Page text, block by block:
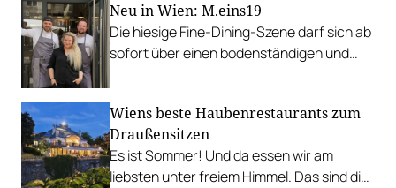
Neu in Wien: M.eins19
Die hiesige Fine-Dining-Szene darf sich ab
sofort über einen bodenständigen und
Wiens beste Haubenrestaurants zum
Draußensitzen
Es ist Sommer! Und da essen wir am
liebsten unter freiem Himmel. Das sind die